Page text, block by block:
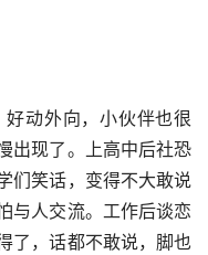
动外向，小伙伴也很
出现了。上高中后社恐
们笑话，变得不大敢说
与人交流。工作后谈恋
了，话都不敢说，脚也